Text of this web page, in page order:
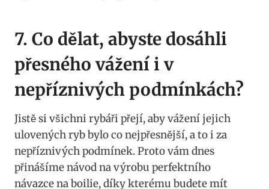
7. Co dělat, abyste dosáhli
přesného vážení i v
nepříznivých podmínkách?
Jistě si všichni rybáři ⁣přejí, ​aby vážení jejich
ulovených ryb bylo co ‍nejpřesnější,⁤ a⁤ to​ i za‌
nepříznivých podmínek. Proto vám dnes
‍přinášíme návod na výrobu perfektního
návazce na boilie, ​díky kterému budete mít